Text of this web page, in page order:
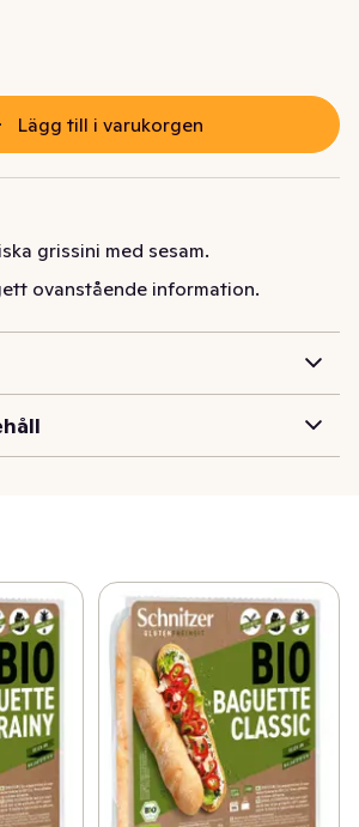
kr
/kg
Lägg till i varukorgen
grissini med sesam.
ovanstående information.